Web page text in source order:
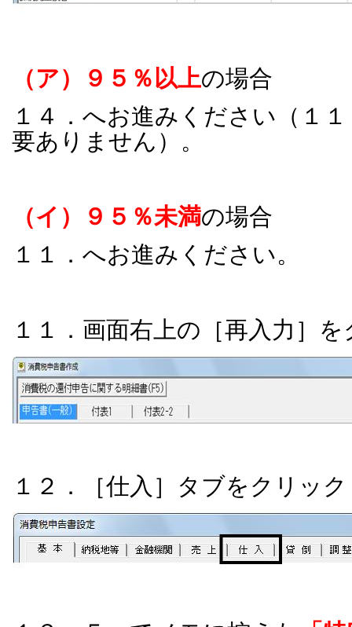
（ア）９５％以上の場合
１４．へお進みください（１
要ありません）。
（イ）９５％未満の場合
１１．へお進みください。
１１．画面右上の［再入力］
１２．［仕入］タブをクリッ